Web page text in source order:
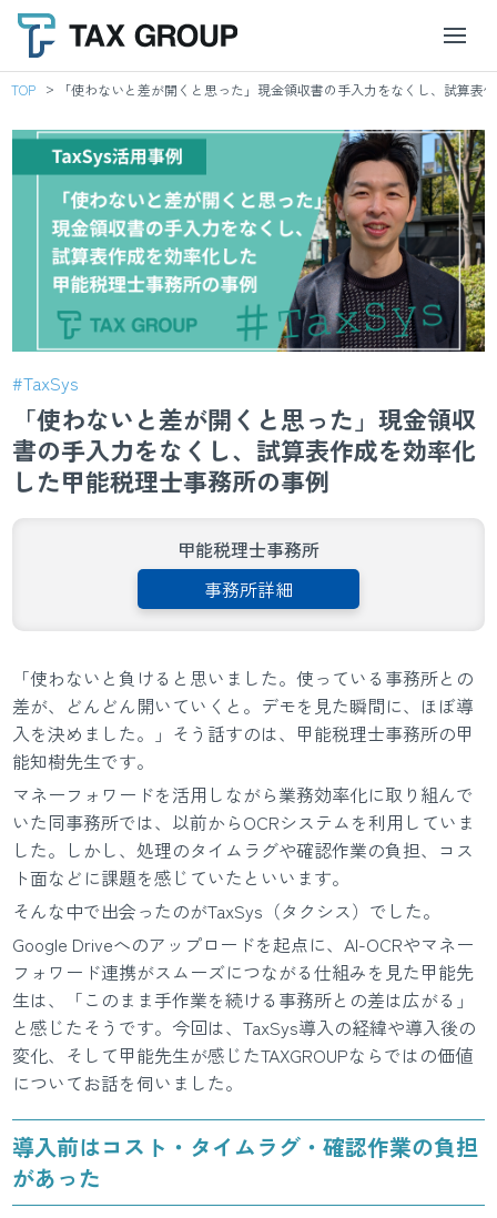
TOP 「使わないと差が開くと思った」現金領収書の手入力をなくし、試算表
#TaxSys
「使わないと差が開くと思った」現金領収
書の手入力をなくし、試算表作成を効率化
した甲能税理士事務所の事例
甲能税理士事務所
事務所詳細
「使わないと負けると思いました。使っている事務所との
差が、どんどん開いていくと。デモを見た瞬間に、ほぼ導
入を決めました。」そう話すのは、甲能税理士事務所の甲
能知樹先生です。
マネーフォワードを活用しながら業務効率化に取り組んで
いた同事務所では、以前からOCRシステムを利用していま
した。しかし、処理のタイムラグや確認作業の負担、コス
ト面などに課題を感じていたといいます。
そんな中で出会ったのがTaxSys（タクシス）でした。
Google Driveへのアップロードを起点に、AI-OCRやマネー
フォワード連携がスムーズにつながる仕組みを見た甲能先
生は、「このまま手作業を続ける事務所との差は広がる」
と感じたそうです。今回は、TaxSys導入の経緯や導入後の
変化、そして甲能先生が感じたTAXGROUPならではの価値
についてお話を伺いました。
導入前はコスト・タイムラグ・確認作業の負担
があった